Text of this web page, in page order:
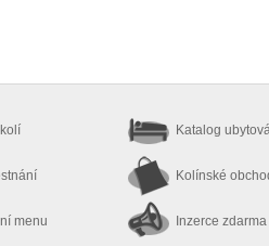
menu
Katalog
Kolínské
Inzerce zdarma